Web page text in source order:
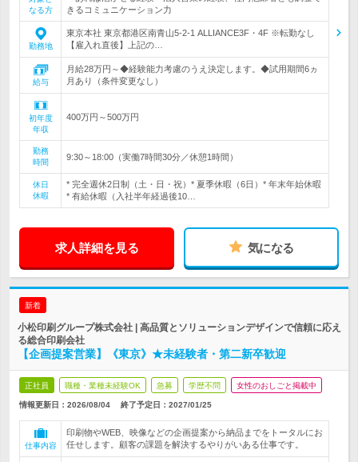
なる方
きるコミュニケーション力
勤務地
東京本社 東京都港区南青山5-2-1 ALLIANCE3F・4F ※転勤なし
【雇入れ直後】上記の…
給与
月給28万円～◆経験能力考慮のうえ決定します。◆試用期間6ヵ
月あり（条件変更なし）
初年度
年収
400万円～500万円
勤務
時間
9:30～18:00（実働7時間30分／休憩1時間）
休日
休暇
* 完全週休2日制（土・日・祝）* 夏季休暇（6日）* 年末年始休暇
* 有給休暇（入社半年経過後10…
求人詳細を見る 気になる
新着
小松印刷グループ株式会社 | 高品質とソリューションデザインで信頼に応え
る総合印刷会社
【企画提案営業】《東京》★未経験者・第二新卒歓迎
正社員 職種・業種未経験OK 急募 学歴不問 女性のおしごと掲載中
情報更新日：2026/08/04 終了予定日： 2027/01/25
仕事内容
印刷物やWEB、映像などの企画提案から納品までをトータルにお
任せします。顧客の課題を解決するやりがいある仕事です。